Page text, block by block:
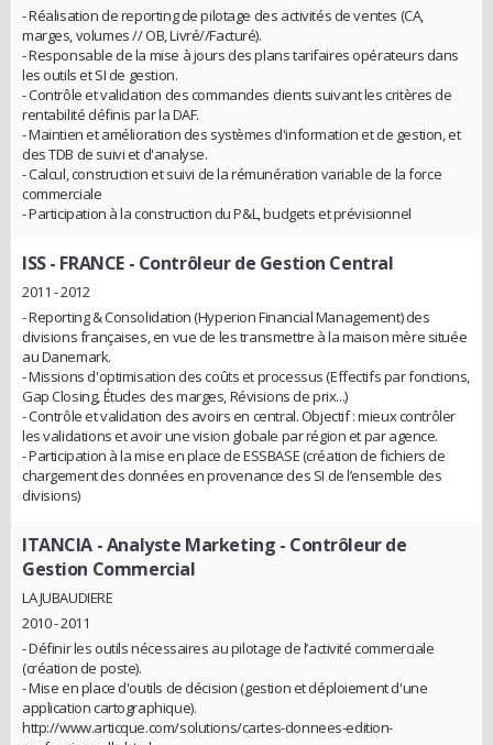
- Réalisation de reporting de pilotage des activités de ventes (CA,
marges, volumes // OB, Livré//Facturé).
- Responsable de la mise à jours des plans tarifaires opérateurs dans
les outils et SI de gestion.
- Contrôle et validation des commandes clients suivant les critères de
rentabilité définis par la DAF.
- Maintien et amélioration des systèmes d'information et de gestion, et
des TDB de suivi et d'analyse.
- Calcul, construction et suivi de la rémunération variable de la force
commerciale
- Participation à la construction du P&L, budgets et prévisionnel
ISS - FRANCE- Contrôleur de Gestion Central
2011 - 2012
- Reporting & Consolidation (Hyperion Financial Management) des
divisions françaises, en vue de les transmettre à la maison mère située
au Danemark.
- Missions d'optimisation des coûts et processus (Effectifs par fonctions,
Gap Closing, Études des marges, Révisions de prix...)
- Contrôle et validation des avoirs en central. Objectif : mieux contrôler
les validations et avoir une vision globale par région et par agence.
- Participation à la mise en place de ESSBASE (création de fichiers de
chargement des données en provenance des SI de l’ensemble des
divisions)
ITANCIA - Analyste Marketing - Contrôleur de
Gestion Commercial
LA JUBAUDIERE
2010 - 2011
- Définir les outils nécessaires au pilotage de l’activité commerciale
(création de poste).
- Mise en place d'outils de décision (gestion et déploiement d'une
application cartographique).
http://www.articque.com/solutions/cartes-donnees-edition-